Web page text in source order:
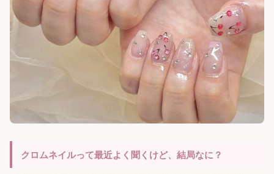
クロムネイルって最近よく聞くけど、結局なに？